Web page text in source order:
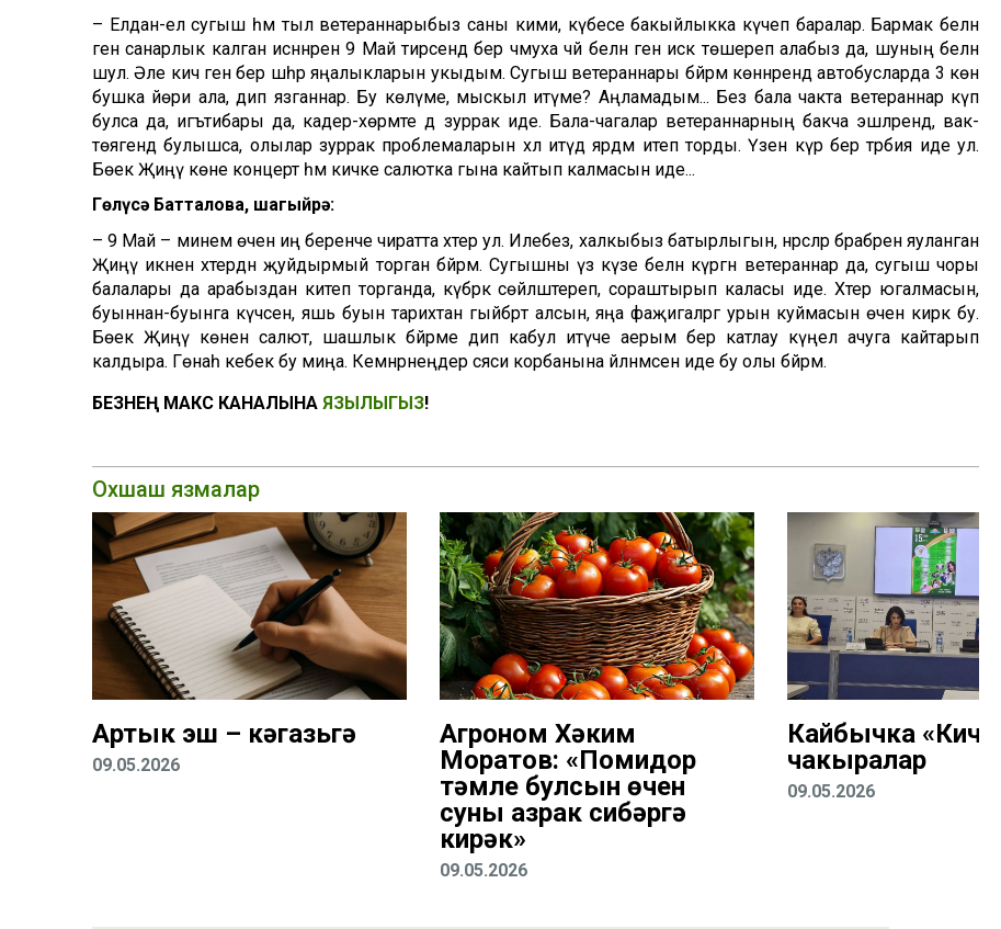
– Елдан-ел сугыш һәм тыл ветераннарыбыз саны кими, күбесе бакыйлыкка күчеп баралар. Бармак белән
генә санарлык калган исәннәрен 9 Май тирәсендә бер әчмуха чәй белән генә искә төшереп алабыз да, шуның белән
шул. Әле кичә генә бер шәһәр яңалыкларын укыдым. Сугыш ветераннары бәйрәм көннәрендә автобусларда 3 көн
бушка йөри ала, дип язганнар. Бу көлүме, мыскыл итүме? Аңламадым... Без бала чакта ветераннар күп
булса да, игътибары да, кадер-хөрмәте дә зуррак иде. Бала-чагалар ветераннарның бакча эшләрендә, вак-
төягендә булышса, олылар зуррак проблемаларын хәл итүдә ярдәм итеп торды. Үзенә күрә бер тәрбия иде ул.
Бөек Җиңү көне концерт һәм кичке салютка гына кайтып калмасын иде...
Гөлүсә Батталова, шагыйрә:
– 9 Май – минем өчен иң беренче чиратта хәтер ул. Илебез, халкыбыз батырлыгын, нәрсәләр бәрабәренә яуланган
Җиңү икәнен хәтердән җуйдырмый торган бәйрәм. Сугышны үз күзе белән күргән ветераннар да, сугыш чоры
балалары да арабыздан китеп торганда, күбрәк сөйләштереп, сораштырып каласы иде. Хәтер югалмасын,
буыннан-буынга күчсен, яшь буын тарихтан гыйбрәт алсын, яңа фаҗигаләргә урын куймасын өчен кирәк бу.
Бөек Җиңү көнен салют, шашлык бәйрәме дип кабул итүче аерым бер катлау күңел ачуга кайтарып
калдыра. Гөнаһ кебек бу миңа. Кемнәрнеңдер сәяси корбанына әйләнмәсен иде бу олы бәйрәм.
БЕЗНЕҢ МАКС КАНАЛЫНА ЯЗЫЛЫГЫЗ!
Охшаш язмалар
Артык эш – кәгазьгә
09.05.2026
Агроном Хәким
Моратов: «Помидор
тәмле булсын өчен
суны азрак сибәргә
кирәк»
09.05.2026
Кайбычка «Кичке
чакыралар
09.05.2026